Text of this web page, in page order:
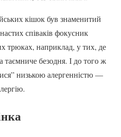
кішок був знаменитий
співаків фокусник
трюках, наприклад, у тих, де
таємниче безодня. І до того ж
низькою алергенністю —